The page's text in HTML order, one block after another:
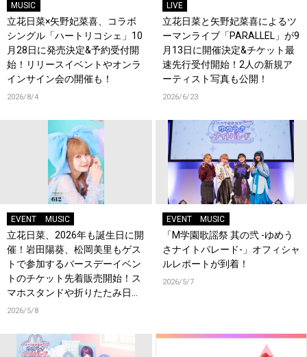
MUSIC
立花日菜×矢野妃菜喜、コラボ
シングル「ハートリコシェ」10
月28日に発売決定&予約受付開
始！リリースイベントやオンラ
インサイン会の開催も！
2026/8/4
LIVE
立花日菜と矢野妃菜喜によるツ
ーマンライブ「PARALLEL」が9
月13日に開催決定&チケット最
速先行受付開始！2人の新規ア
ーティスト写真も公開！
2026/6/23
EVENT MUSIC
立花日菜、2026年も誕生日に開
催！岩田陽葵、松岡美里もゲス
トで参加するバースデーイベン
トのチケット先着販売開始！ス
マホスタンドや折りたたみ日傘
などオリジナルグッズ販売決
2026/5/8
EVENT MUSIC
「M学園歌謡祭 其の弐 -ゆめう
さナイトパレード-」オフィシャ
ルレポートが到着！
2026/5/7